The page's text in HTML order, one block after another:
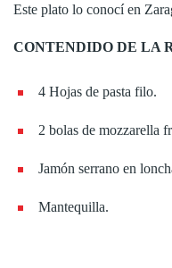
Este plato lo conocí en
CONTENDIDO DE LA
4 Hojas de pasta filo.
2 bolas de mozzarella
Jamón serrano en
Mantequilla.